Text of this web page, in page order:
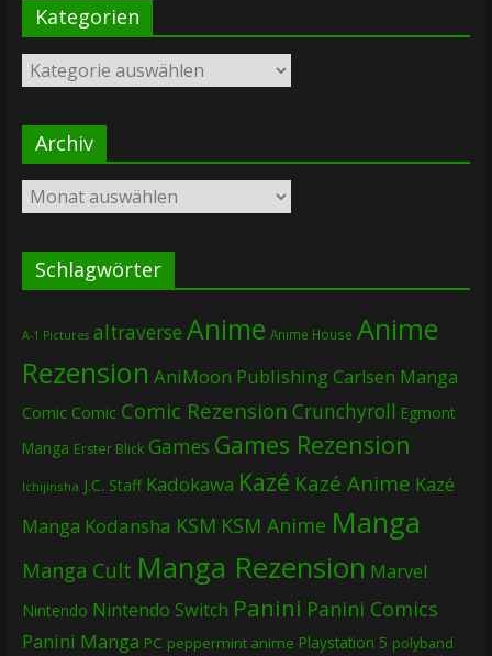
Kategorien
Kategorien
Archiv
Archiv
Schlagwörter
A-1 Pictures altraverse Anime Anime House Anime
Rezension AniMoon PublishingCarlsen Manga
Comic Comic Comic Rezension Crunchyroll Egmont
Manga Erster Blick Games Games Rezension
Ichijinsha J.C. Staff Kadokawa Kazé Kazé Anime Kazé
Manga Kodansha KSM KSM Anime Manga
Manga Cult Manga Rezension Marvel
Nintendo Nintendo Switch Panini Panini Comics
Panini Manga PC peppermint anime Playstation 5 polyband